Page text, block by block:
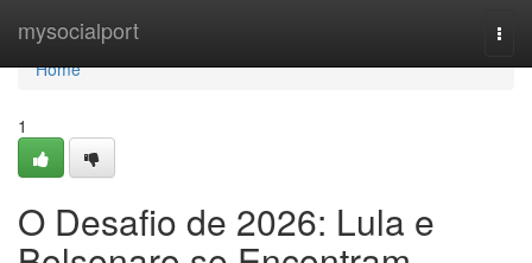
mysocialport
Home
Home
1
O Desafio de 2026: Lula e